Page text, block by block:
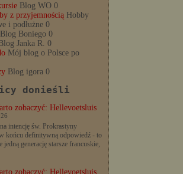
Blog WO 0
z przyjemnością Hobby
i podłużne 0
Blog Boniego 0
Blog Janka R. 0
Mój blog o Polsce po
Blog igora 0
donieśli
zobaczyć: Hellevoetsluis
intencję św. Prokrastyny
w końcu definitywną odpowiedź - to
jedną generację starsze francuskie,
zobaczyć: Hellevoetsluis